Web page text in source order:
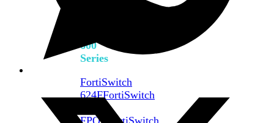
600
Series
FortiSwitch
624FFortiSwitch
FPOE
FortiSwitch